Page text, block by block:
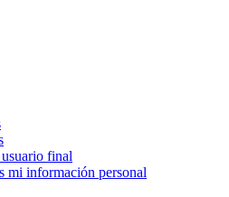
final
mi información personal